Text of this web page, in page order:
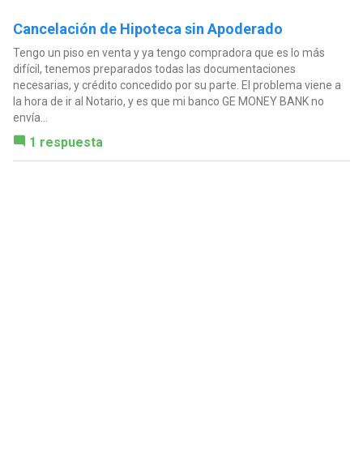
Cancelación de Hipoteca sin Apoderado
Tengo un piso en venta y ya tengo compradora que es lo más
difícil, tenemos preparados todas las documentaciones
necesarias, y crédito concedido por su parte. El problema viene a
la hora de ir al Notario, y es que mi banco GE MONEY BANK no
envía...
1 respuesta